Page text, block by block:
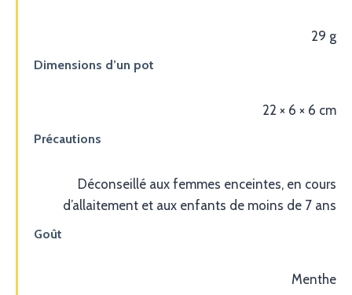
29 g
Dimensions d’un pot
22 × 6 × 6 cm
Précautions
Déconseillé aux femmes enceintes, en cours
d’allaitement et aux enfants de moins de 7 ans
Goût
Menthe